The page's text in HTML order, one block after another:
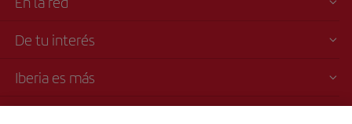
De tu interés
Iberia es más